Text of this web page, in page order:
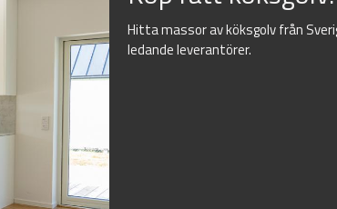
Hitta massor av köksgolv från
ledande leverantörer.